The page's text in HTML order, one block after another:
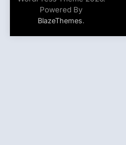
Powered By
BlazeThemes.